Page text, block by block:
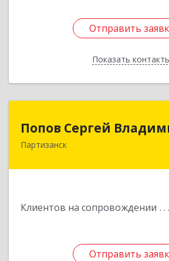
Отправить
Показать
Отправить
Назад
Попов Сергей
Партизанск
Клиентов на сопровождении
Отправить
Попов Сергей
692922, Приморский
Отправить